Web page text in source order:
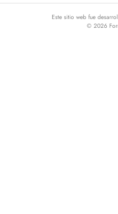
Este sitio web fue
© 2026